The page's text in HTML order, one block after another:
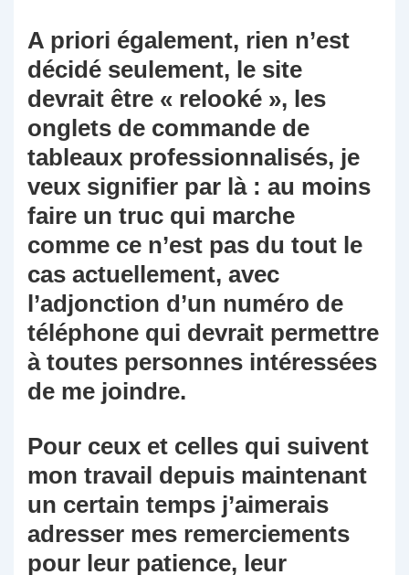
A priori également, rien n’est
décidé seulement, le site
devrait être « relooké », les
onglets de commande de
tableaux professionnalisés, je
veux signifier par là : au moins
faire un truc qui marche
comme ce n’est pas du tout le
cas actuellement, avec
l’adjonction d’un numéro de
téléphone qui devrait permettre
à toutes personnes intéressées
de me joindre.
Pour ceux et celles qui suivent
mon travail depuis maintenant
un certain temps j’aimerais
adresser mes remerciements
pour leur patience, leur